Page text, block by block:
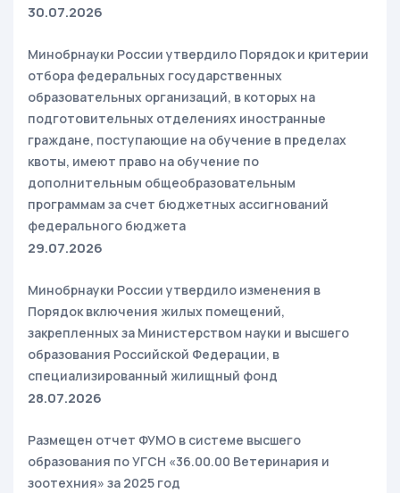
30.07.2026
Минобрнауки России утвердило Порядок и критерии
отбора федеральных государственных
образовательных организаций, в которых на
подготовительных отделениях иностранные
граждане, поступающие на обучение в пределах
квоты, имеют право на обучение по
дополнительным общеобразовательным
программам за счет бюджетных ассигнований
федерального бюджета
29.07.2026
Минобрнауки России утвердило изменения в
Порядок включения жилых помещений,
закрепленных за Министерством науки и высшего
образования Российской Федерации, в
специализированный жилищный фонд
28.07.2026
Размещен отчет ФУМО в системе высшего
образования по УГСН «36.00.00 Ветеринария и
зоотехния» за 2025 год